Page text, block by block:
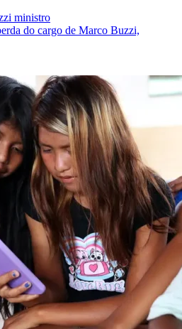
do cargo de Marco Buzzi,